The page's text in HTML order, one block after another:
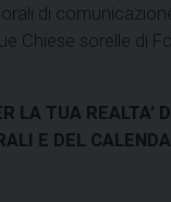
di
Chiese sorelle di
LA TUA REALTA’
E DEL